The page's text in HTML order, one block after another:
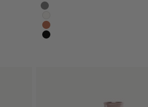
Colore
Grigio scuro
Bianco
Terracotta
Nero